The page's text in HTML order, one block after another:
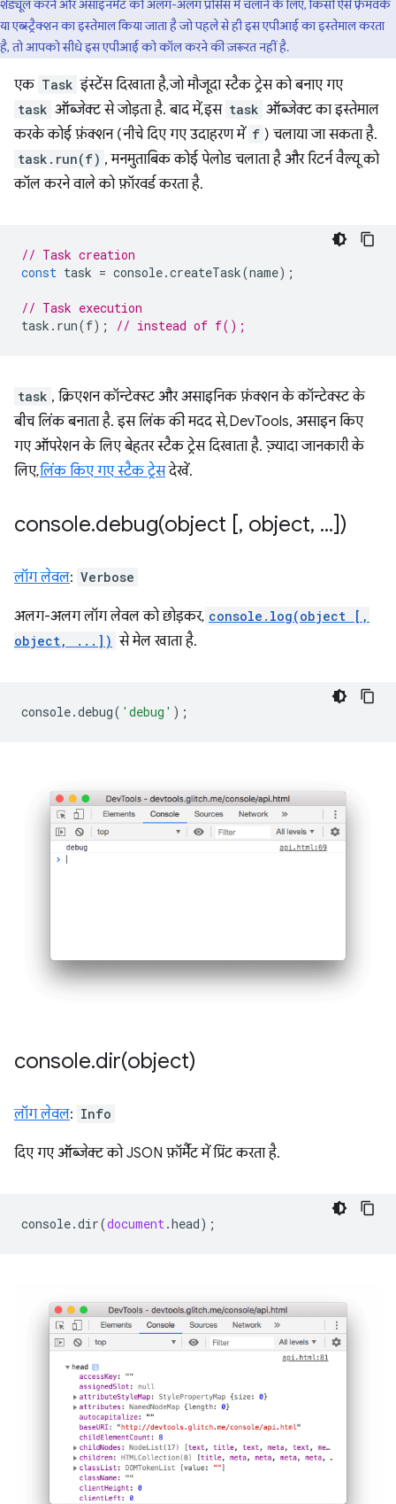
शेड्यूल करने और असाइनमेंट को अलग-अलग प्रोसेस में चलाने के लिए, किसी ऐसे फ़्रेमवर्क
या एब्स्ट्रैक्शन का इस्तेमाल किया जाता है जो पहले से ही इस एपीआई का इस्तेमाल करता
है, तो आपको सीधे इस एपीआई को कॉल करने की ज़रूरत नहीं है.
एक Task इंस्टेंस दिखाता है, जो मौजूदा स्टैक ट्रेस को बनाए गए
task ऑब्जेक्ट से जोड़ता है. बाद में, इस task ऑब्जेक्ट का इस्तेमाल
करके कोई फ़ंक्शन (नीचे दिए गए उदाहरण में f ) चलाया जा सकता है.
task.run(f) , मनमुताबिक कोई पेलोड चलाता है और रिटर्न वैल्यू को
कॉल करने वाले को फ़ॉरवर्ड करता है.
// Task creation
const task = console.createTask(name);
// Task execution
task . run(f); // instead of f();
task , क्रिएशन कॉन्टेक्स्ट और असाइनिक फ़ंक्शन के कॉन्टेक्स्ट के
बीच लिंक बनाता है. इस लिंक की मदद से, DevTools, असाइन किए
गए ऑपरेशन के लिए बेहतर स्टैक ट्रेस दिखाता है. ज़्यादा जानकारी के
लिए,लिंक किए गए स्टैक ट्रेसदेखें.
console.debug(object [, object, ...])
लॉग लेवल: Verbose
अलग-अलग लॉग लेवल को छोड़कर, console.log(object [,
object, ...]) से मेल खाता है.
console.debug( 'debug' );
console.dir(object)
लॉग लेवल: Info
दिए गए ऑब्जेक्ट को JSON फ़ॉर्मैट में प्रिंट करता है.
console.dir(document.head);